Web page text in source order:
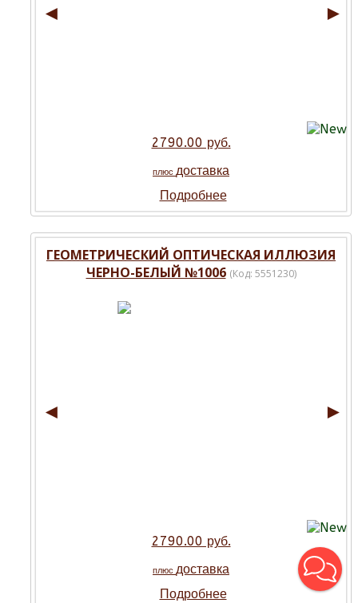
◄ ►
2790.00 руб.
плюс доставка
Подробнее
ГЕОМЕТРИЧЕСКИЙ ОПТИЧЕСКАЯ ИЛЛЮЗИЯ
ЧЕРНО-БЕЛЫЙ №1006 (Код: 5551230)
◄ ►
2790.00 руб.
плюс доставка
Подробнее